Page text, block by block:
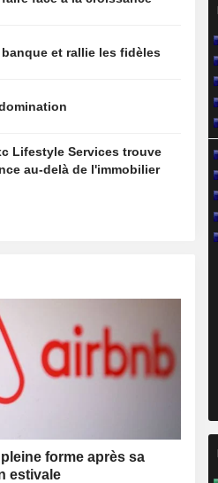
et rallie les fidèles
Lifestyle Services trouve
au-delà de l'immobilier
forme après sa
estivale